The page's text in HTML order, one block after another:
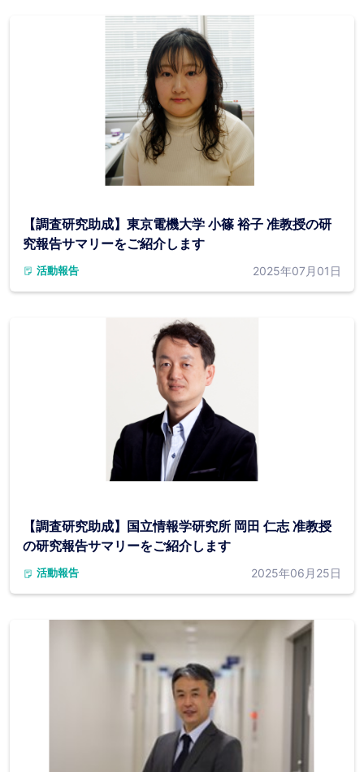
【調査研究助成】東京電機大学 小篠 裕子 准教授の研
究報告サマリーをご紹介します
活動報告 2025年07月01日
【調査研究助成】国立情報学研究所 岡田 仁志 准教授
の研究報告サマリーをご紹介します
活動報告 2025年06月25日